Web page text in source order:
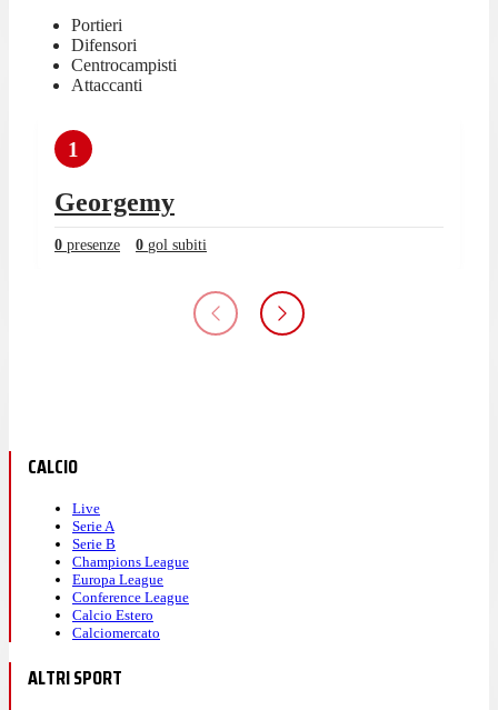
Portieri
Difensori
Centrocampisti
Attaccanti
1
Georgemy
0 presenze 0 gol subiti
CALCIO
Live
Serie A
Serie B
Champions League
Europa League
Conference League
Calcio Estero
Calciomercato
ALTRI SPORT